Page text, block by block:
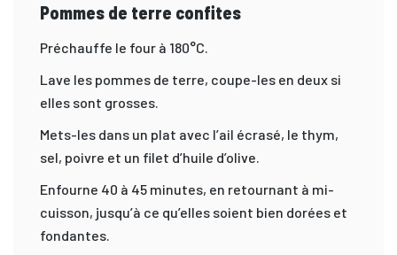
Pommes de terre confites
Préchauffe le four à 180°C.
Lave les pommes de terre, coupe-les en deux si
elles sont grosses.
Mets-les dans un plat avec l’ail écrasé, le thym,
sel, poivre et un filet d’huile d’olive.
Enfourne 40 à 45 minutes, en retournant à mi-
cuisson, jusqu’à ce qu’elles soient bien dorées et
fondantes.